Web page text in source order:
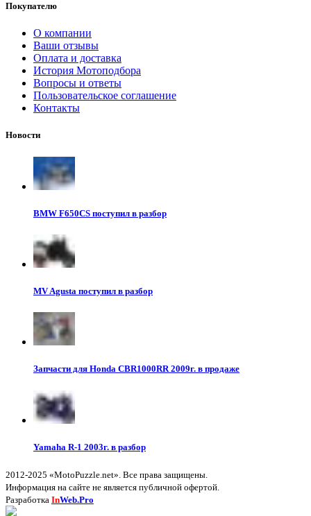
Покупателю
О компании
Ваши отзывы
Оплата и доставка
История Мотоподбора
Вопросы и ответы
Пользовательское соглашение
Контакты
Новости
BMW F650CS поступил в разбор
MV Agusta поступил в разбор
Запчасти для Honda CBR1000RR 2009г. в продаже
Yamaha R-1 2003г. в разбор
2012-2025 «MotoPuzzle.net». Все права защищены.
Информация на сайте не является публичной офертой.
Разработка InWeb.Pro